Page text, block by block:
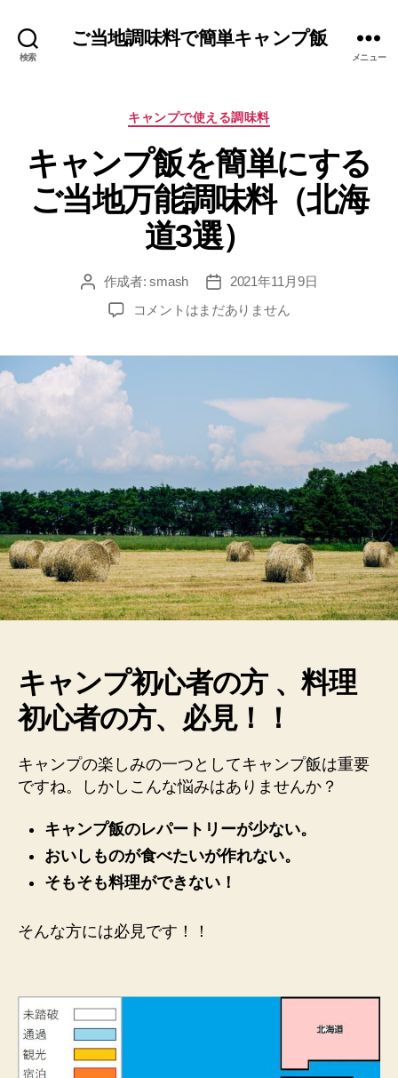
検索
ご当地調味料で簡単キャンプ飯
メニュー
カ
ゴ
リ
ー
キャンプで使える調味料
キャンプ飯を簡単にする
ご当地万能調味料（北海
道3選）
投 作成者:smash
投
稿
日
2021年11月9日
キ
を
簡
に
す
る
ご
当
地
万
能
調
（北
海
道
選）
へ
の
コメントはまだありません
キャンプ初心者の方 、料理
初心者の方、必見！！
キャンプの楽しみの一つとしてキャンプ飯は重要
ですね。しかしこんな悩みはありませんか？
キャンプ飯のレパートリーが少ない。
おいしものが食べたいが作れない。
そもそも料理ができない！
そんな方には必見です！！